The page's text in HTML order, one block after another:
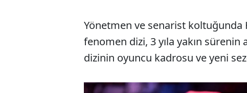
Yönetmen ve senarist
fenomen dizi, 3 yıla yakın
dizinin oyuncu kadrosu ve yeni